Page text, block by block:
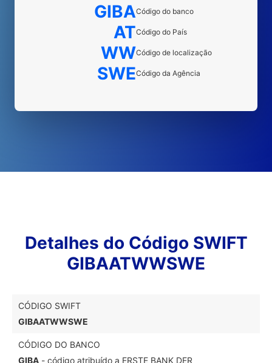
GIBACódigo do banco
ATCódigo do País
WWCódigo de localização
SWECódigo da Agência
Detalhes do Código SWIFT
GIBAATWWSWE
CÓDIGO SWIFT
GIBAATWWSWE
CÓDIGO DO BANCO
GIBA - código atribuído a ERSTE BANK DER